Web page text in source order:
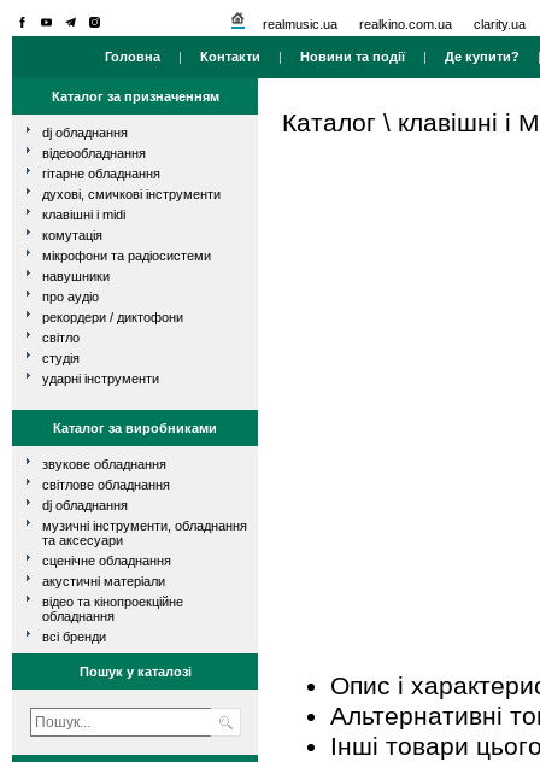
realmusic.ua realkino.com.ua clarity.ua
Головна | Контакти | Новини та події| Де купити?
Каталог за призначенням
dj обладнання
відеообладнання
гітарне обладнання
духові, смичкові інструменти
клавішні і midi
комутація
мікрофони та радіосистеми
навушники
про аудіо
рекордери / диктофони
світло
студія
ударні інструменти
Каталог за виробниками
звукове обладнання
світлове обладнання
dj обладнання
музичні інструменти, обладнання
та аксесуари
сценічне обладнання
акустичні матеріали
відео та кінопроекційне
обладнання
всі бренди
Пошук у каталозі
Каталог \ клавішні і
Опис і
Альтернативні
Інші товари